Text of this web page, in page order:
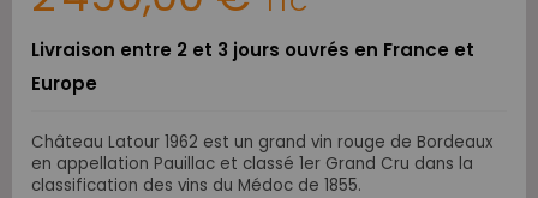
Livraison entre 2 et 3 jours ouvrés en France et
Europe
Château Latour 1962 est un grand vin rouge de Bordeaux
en appellation Pauillac et classé 1er Grand Cru dans la
classification des vins du Médoc de 1855.